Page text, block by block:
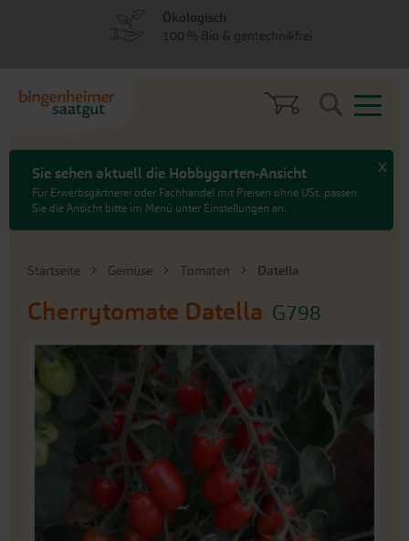
Sie sehen aktuell die Hobbygarten-Ansicht
Für Erwerbsgärtnerei oder Fachhandel mit Preisen ohne USt. passen
Sie die Ansicht bitte im Menü unter Einstellungen an.
x
Search
Startseite Gemüse Tomaten Datella
Cherrytomate Datella G798
An
Ökologisch
100 % Bio & gentechnikfrei